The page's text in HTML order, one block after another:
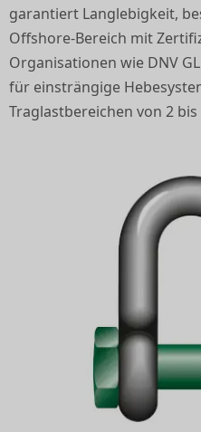
garantiert Langlebigkeit,
Offshore-Bereich mit
Organisationen wie DNV
für einsträngige
Traglastbereichen von 2